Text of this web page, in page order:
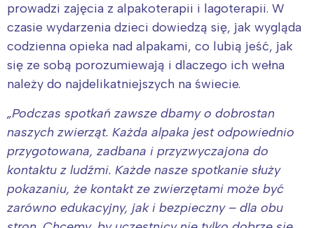
prowadzi zajęcia z alpakoterapii i lagoterapii. W
czasie wydarzenia dzieci dowiedzą się, jak wygląda
codzienna opieka nad alpakami, co lubią jeść, jak
się ze sobą porozumiewają i dlaczego ich wełna
należy do najdelikatniejszych na świecie.
„Podczas spotkań zawsze dbamy o dobrostan
naszych zwierząt. Każda alpaka jest odpowiednio
przygotowana, zadbana i przyzwyczajona do
kontaktu z ludźmi. Każde nasze spotkanie służy
pokazaniu, że kontakt ze zwierzętami może być
zarówno edukacyjny, jak i bezpieczny – dla obu